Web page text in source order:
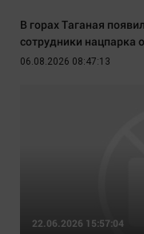
В горах Таганая
сотрудники нацпарка
06.08.2026 08:47:13
22.06.2026 15:57:04